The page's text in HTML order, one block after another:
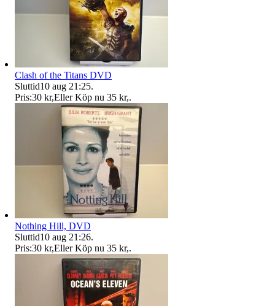
Clash of the Titans DVD
Sluttid10 aug 21:25.
Pris:30 kr,Eller Köp nu 35 kr,.
Nothing Hill, DVD
Sluttid10 aug 21:26.
Pris:30 kr,Eller Köp nu 35 kr,.